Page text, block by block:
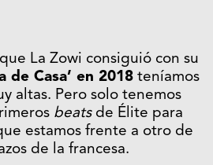
La Zowi consiguió con su
de Casa’ en 2018 teníamos
altas. Pero solo tenemos
beatsde Élite para
estamos frente a otro de
de la francesa.